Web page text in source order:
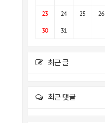
23
24 25 26
30
31
최근 글
최근 댓글